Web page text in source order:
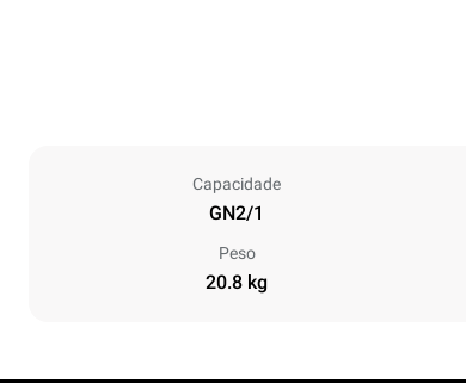
Capacidade
GN2/1
Peso
20.8 kg